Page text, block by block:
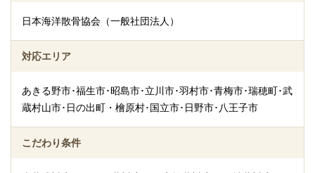
もしもの時は、深夜・早朝に関わらず、まずはお電話ください。
ご状況・ご希望などをお伺いしながら段取りを進めて参ります。
病院などから故人を移動する車両（寝台車）の手配、ご安置先
ます。
日本海洋散骨協会（一般社団法人）
対応エリア
あきる野市･福生市･昭島市･立川市･羽村市･青梅市･瑞穂町･武
蔵村山市･日の出町・檜原村･国立市･日野市･八王子市
こだわり条件